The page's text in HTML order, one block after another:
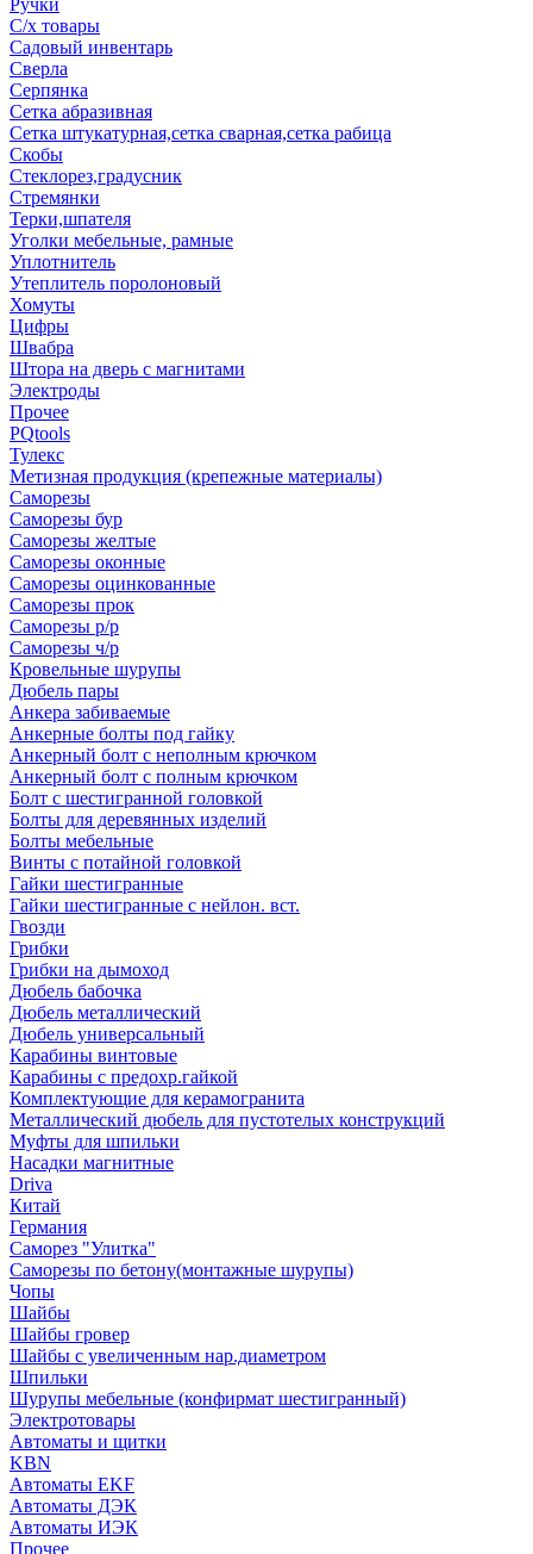
Ручки
С/х товары
Садовый инвентарь
Сверла
Серпянка
Сетка абразивная
Сетка штукатурная,сетка сварная,сетка рабица
Скобы
Стеклорез,градусник
Стремянки
Терки,шпателя
Уголки мебельные, рамные
Уплотнитель
Утеплитель поролоновый
Хомуты
Цифры
Швабра
Штора на дверь с магнитами
Электроды
Прочее
PQtools
Тулекс
Метизная продукция (крепежные материалы)
Саморезы
Саморезы бур
Саморезы желтые
Саморезы оконные
Саморезы оцинкованные
Саморезы прок
Саморезы р/р
Саморезы ч/р
Кровельные шурупы
Дюбель пары
Анкера забиваемые
Анкерные болты под гайку
Анкерный болт с неполным крючком
Анкерный болт с полным крючком
Болт с шестигранной головкой
Болты для деревянных изделий
Болты мебельные
Винты с потайной головкой
Гайки шестигранные
Гайки шестигранные с нейлон. вст.
Гвозди
Грибки
Грибки на дымоход
Дюбель бабочка
Дюбель металлический
Дюбель универсальный
Карабины винтовые
Карабины с предохр.гайкой
Комплектующие для керамогранита
Металлический дюбель для пустотелых конструкций
Муфты для шпильки
Насадки магнитные
Driva
Китай
Германия
Саморез "Улитка"
Саморезы по бетону(монтажные шурупы)
Чопы
Шайбы
Шайбы гровер
Шайбы с увеличенным нар.диаметром
Шпильки
Шурупы мебельные (конфирмат шестигранный)
Электротовары
Автоматы и щитки
KBN
Автоматы EKF
Автоматы ДЭК
Автоматы ИЭК
Прочее